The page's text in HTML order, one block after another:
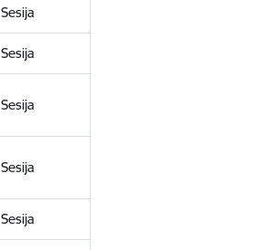
Sesija
Sesija
Sesija
Sesija
Sesija